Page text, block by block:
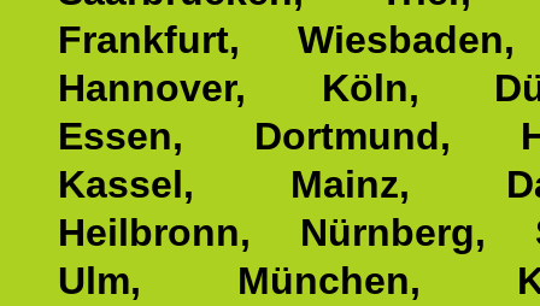
Frankfurt,
Hannover, Köln,
Essen, Dortmund,
Kassel, Mainz,
Heilbronn, Nürnberg,
Ulm, München,